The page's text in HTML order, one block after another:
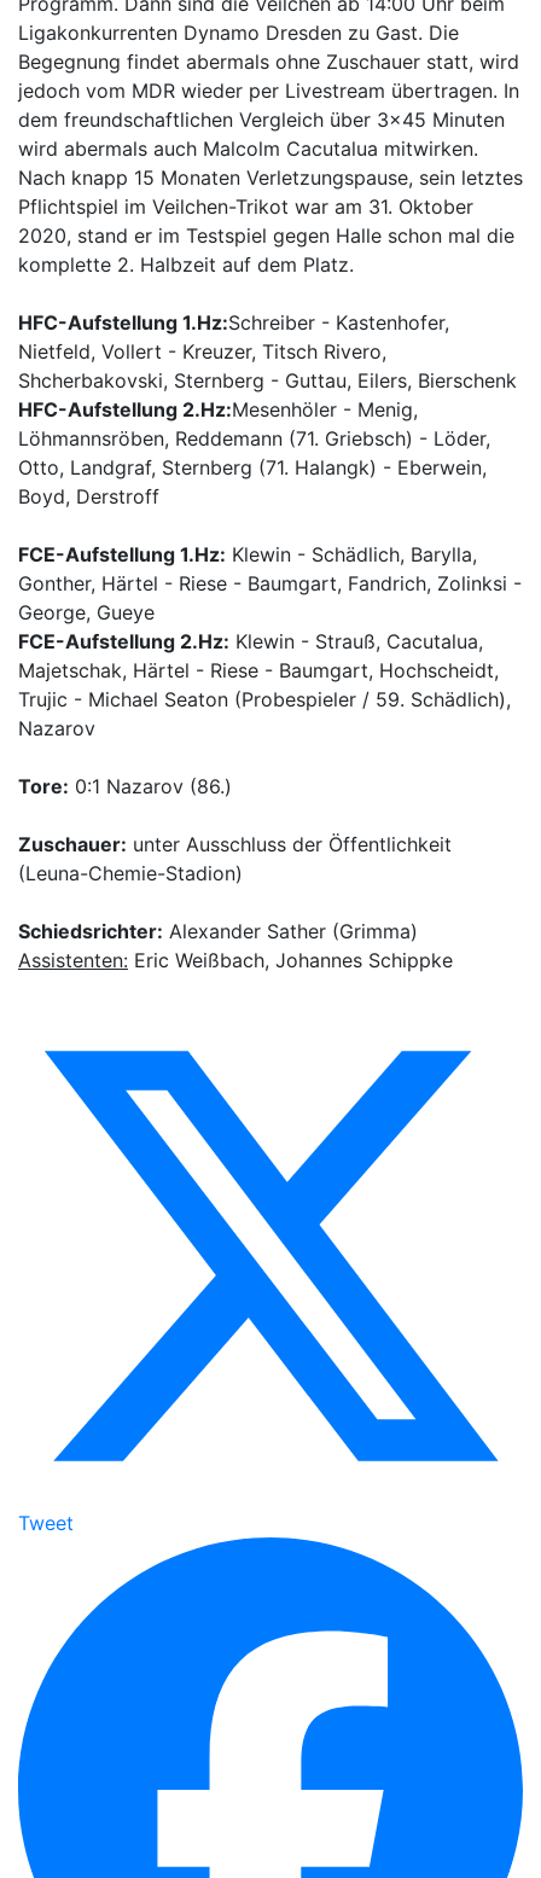
Ligakonkurrenten Dynamo Dresden zu Gast. Die
Begegnung findet abermals ohne Zuschauer statt, wird
jedoch vom MDR wieder per Livestream übertragen. In
dem freundschaftlichen Vergleich über 3x45 Minuten
wird abermals auch Malcolm Cacutalua mitwirken.
Nach knapp 15 Monaten Verletzungspause, sein letztes
Pflichtspiel im Veilchen-Trikot war am 31. Oktober
2020, stand er im Testspiel gegen Halle schon mal die
komplette 2. Halbzeit auf dem Platz.
HFC-Aufstellung 1.Hz:Schreiber - Kastenhofer,
Nietfeld, Vollert - Kreuzer, Titsch Rivero,
Shcherbakovski, Sternberg - Guttau, Eilers, Bierschenk
HFC-Aufstellung 2.Hz:Mesenhöler - Menig,
Löhmannsröben, Reddemann (71. Griebsch) - Löder,
Otto, Landgraf, Sternberg (71. Halangk) - Eberwein,
Boyd, Derstroff
FCE-Aufstellung 1.Hz: Klewin - Schädlich, Barylla,
Gonther, Härtel - Riese - Baumgart, Fandrich, Zolinksi -
George, Gueye
FCE-Aufstellung 2.Hz: Klewin - Strauß, Cacutalua,
Majetschak, Härtel - Riese - Baumgart, Hochscheidt,
Trujic - Michael Seaton (Probespieler / 59. Schädlich),
Nazarov
Tore: 0:1 Nazarov (86.)
Zuschauer: unter Ausschluss der Öffentlichkeit
(Leuna-Chemie-Stadion)
Schiedsrichter: Alexander Sather (Grimma)
Assistenten: Eric Weißbach, Johannes Schippke
Tweet